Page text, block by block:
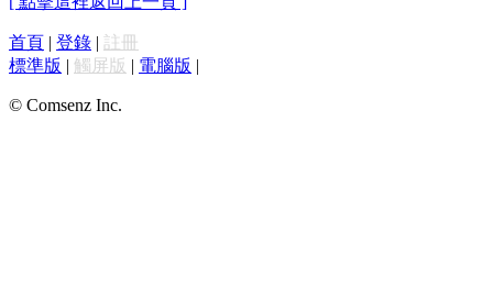
首頁 | 登錄 | 註冊
標準版 | 觸屏版 | 電腦版 |
© Comsenz Inc.